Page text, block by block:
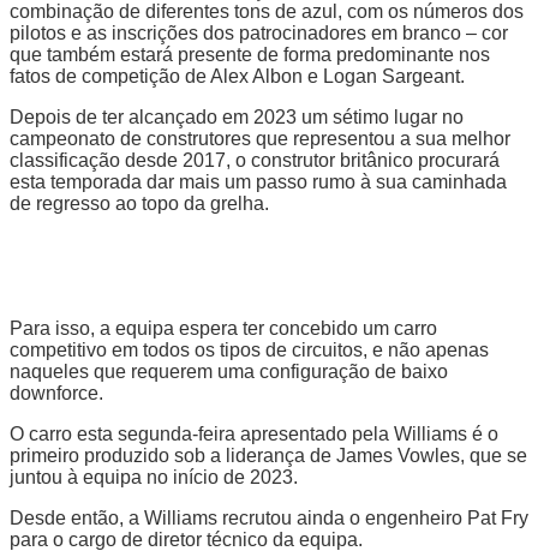
combinação de diferentes tons de azul, com os números dos
pilotos e as inscrições dos patrocinadores em branco – cor
que também estará presente de forma predominante nos
fatos de competição de Alex Albon e Logan Sargeant.
Depois de ter alcançado em 2023 um sétimo lugar no
campeonato de construtores que representou a sua melhor
classificação desde 2017, o construtor britânico procurará
esta temporada dar mais um passo rumo à sua caminhada
de regresso ao topo da grelha.
Para isso, a equipa espera ter concebido um carro
competitivo em todos os tipos de circuitos, e não apenas
naqueles que requerem uma configuração de baixo
downforce.
O carro esta segunda-feira apresentado pela Williams é o
primeiro produzido sob a liderança de James Vowles, que se
juntou à equipa no início de 2023.
Desde então, a Williams recrutou ainda o engenheiro Pat Fry
para o cargo de diretor técnico da equipa.